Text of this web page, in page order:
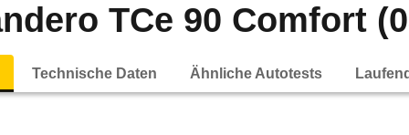
TCe 90 Comfort
Technische Daten Ähnliche Autotests